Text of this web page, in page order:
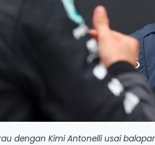
dengan Kimi Antonelli usai